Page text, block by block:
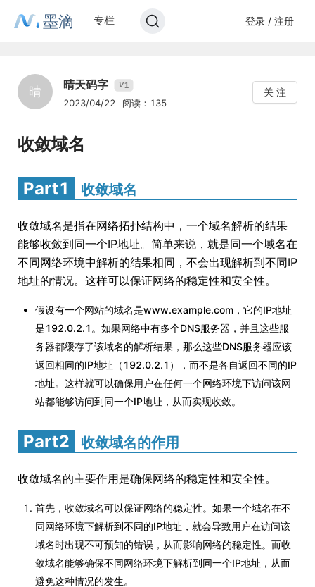
墨滴 专栏 登录 / 注册
晴 晴天码字 V1
2023/04/22 阅读：135
关 注
收敛域名
Part1 收敛域名
收敛域名是指在网络拓扑结构中，一个域名解析的结果
能够收敛到同一个IP地址。简单来说，就是同一个域名在
不同网络环境中解析的结果相同，不会出现解析到不同IP
地址的情况。这样可以保证网络的稳定性和安全性。
假设有一个网站的域名是www.example.com，它的IP地址
是192.0.2.1。如果网络中有多个DNS服务器，并且这些服
务器都缓存了该域名的解析结果，那么这些DNS服务器应该
返回相同的IP地址（192.0.2.1），而不是各自返回不同的IP
地址。这样就可以确保用户在任何一个网络环境下访问该网
站都能够访问到同一个IP地址，从而实现收敛。
Part2 收敛域名的作用
收敛域名的主要作用是确保网络的稳定性和安全性。
首先，收敛域名可以保证网络的稳定性。如果一个域名在不
同网络环境下解析到不同的IP地址，就会导致用户在访问该
域名时出现不可预知的错误，从而影响网络的稳定性。而收
敛域名能够确保不同网络环境下解析到同一个IP地址，从而
避免这种情况的发生。